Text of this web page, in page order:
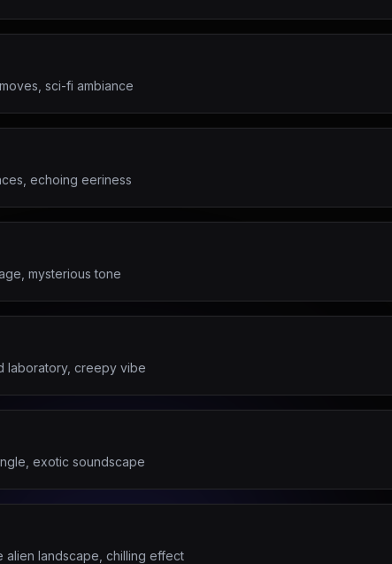
sci-fi ambiance
echoing eeriness
mysterious tone
laboratory, creepy vibe
exotic soundscape
alien landscape, chilling effect